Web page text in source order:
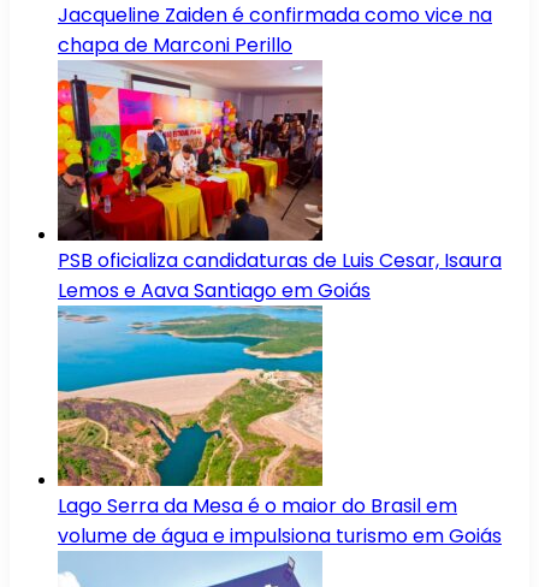
Jacqueline Zaiden é confirmada como vice na
chapa de Marconi Perillo
PSB oficializa candidaturas de Luis Cesar, Isaura
Lemos e Aava Santiago em Goiás
Lago Serra da Mesa é o maior do Brasil em
volume de água e impulsiona turismo em Goiás